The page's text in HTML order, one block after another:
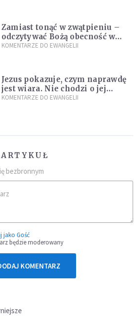
Zamiast tonąć w zwątpieniu –
odczytywać Bożą obecność w
burzach codziennego życia
KOMENTARZE DO EWANGELII
Jezus pokazuje, czym naprawdę
jest wiara. Nie chodzi o jej
wielkość
KOMENTARZE DO EWANGELII
bezbronnym
jako Gość
będzie moderowany
KOMENTARZ